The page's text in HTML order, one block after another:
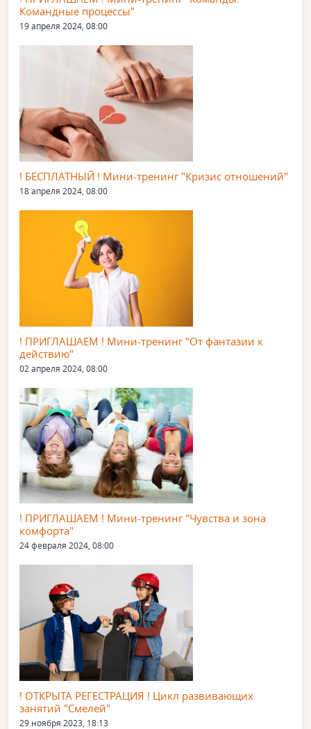
Командные процессы"
19 апреля 2024, 08:00
! БЕСПЛАТНЫЙ ! Мини-тренинг "Кризис отношений"
18 апреля 2024, 08:00
! ПРИГЛАШАЕМ ! Мини-тренинг "От фантазии к
действию"
02 апреля 2024, 08:00
! ПРИГЛАШАЕМ ! Мини-тренинг "Чувства и зона
комфорта"
24 февраля 2024, 08:00
! ОТКРЫТА РЕГЕСТРАЦИЯ ! Цикл развивающих
занятий "Смелей"
29 ноября 2023, 18:13